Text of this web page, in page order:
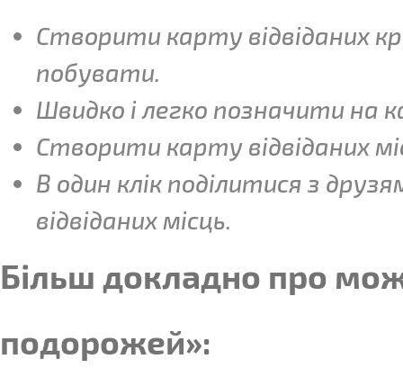
Створити карту відвіданих
побувати.
Швидко і легко позначити на
Створити карту відвіданих
В один клік поділитися з
відвіданих місць.
Більш докладно про
подорожей»: